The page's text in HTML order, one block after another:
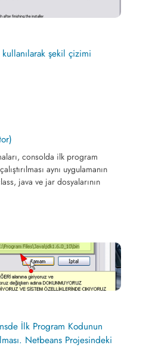
şekil çizimi
consolda ilk program
aynı uygulamanın
java ve jar dosyalarının
İlk Program Kodunun
Netbeans Projesindeki